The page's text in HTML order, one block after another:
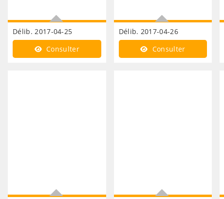
Délib. 2017-04-25
Enseignement supérieur
INOPME
Consulter
Délib. 2017-04-26
Mise en place d'un conseil
de développement
Consulter